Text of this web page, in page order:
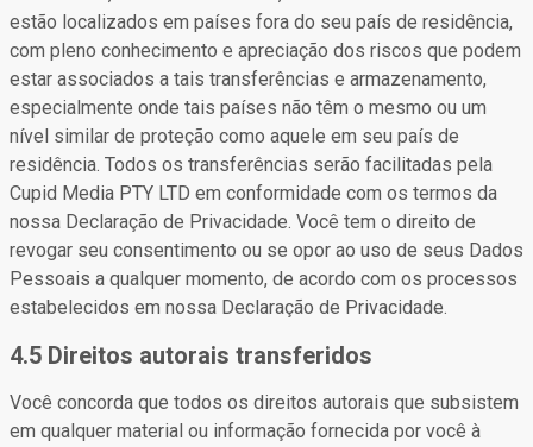
estão localizados em países fora do seu país de residência,
com pleno conhecimento e apreciação dos riscos que podem
estar associados a tais transferências e armazenamento,
especialmente onde tais países não têm o mesmo ou um
nível similar de proteção como aquele em seu país de
residência. Todos os transferências serão facilitadas pela
Cupid Media PTY LTD em conformidade com os termos da
nossa Declaração de Privacidade. Você tem o direito de
revogar seu consentimento ou se opor ao uso de seus Dados
Pessoais a qualquer momento, de acordo com os processos
estabelecidos em nossa Declaração de Privacidade.
4.5 Direitos autorais transferidos
Você concorda que todos os direitos autorais que subsistem
em qualquer material ou informação fornecida por você à